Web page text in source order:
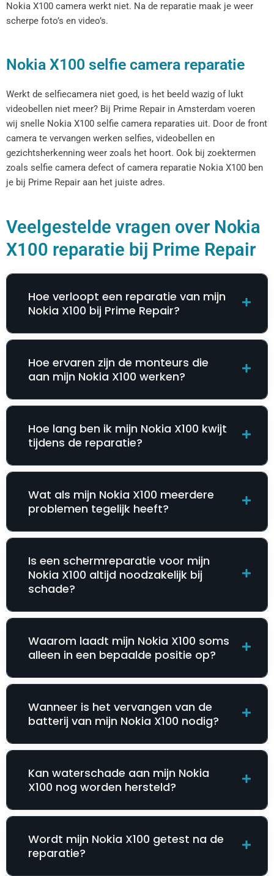
Nokia X100 camera werkt niet. Na de reparatie maak je weer
scherpe foto’s en video’s.
Nokia X100 selfie camera reparatie
Werkt de selfiecamera niet goed, is het beeld wazig of lukt
videobellen niet meer? Bij Prime Repair in Amsterdam voeren
wij snelle Nokia X100 selfie camera reparaties uit. Door de front
camera te vervangen werken selfies, videobellen en
gezichtsherkenning weer zoals het hoort. Ook bij zoektermen
zoals selfie camera defect of camera reparatie Nokia X100 ben
je bij Prime Repair aan het juiste adres.
Veelgestelde vragen over Nokia
X100 reparatie bij Prime Repair
Hoe verloopt een reparatie van mijn
Nokia X100 bij Prime Repair?
Hoe ervaren zijn de monteurs die
aan mijn Nokia X100 werken?
Hoe lang ben ik mijn Nokia X100 kwijt
tijdens de reparatie?
Wat als mijn Nokia X100 meerdere
problemen tegelijk heeft?
Is een schermreparatie voor mijn
Nokia X100 altijd noodzakelijk bij
schade?
Waarom laadt mijn Nokia X100 soms
alleen in een bepaalde positie op?
Wanneer is het vervangen van de
batterij van mijn Nokia X100 nodig?
Kan waterschade aan mijn Nokia
X100 nog worden hersteld?
Wordt mijn Nokia X100 getest na de
reparatie?